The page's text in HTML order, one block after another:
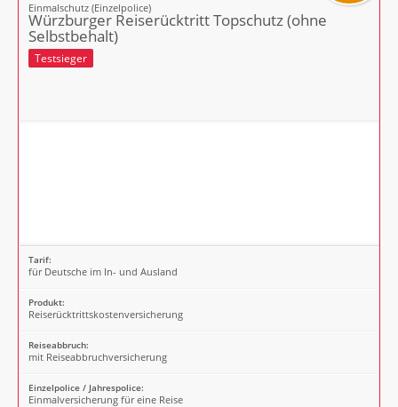
Einmalschutz (Einzelpolice)
Würzburger Reiserücktritt Topschutz (ohne
Selbstbehalt)
Testsieger
Tarif:
für Deutsche im In- und Ausland
Produkt:
Reiserücktrittskostenversicherung
Reiseabbruch:
mit Reiseabbruchversicherung
Einzelpolice / Jahrespolice:
Einmalversicherung für eine Reise